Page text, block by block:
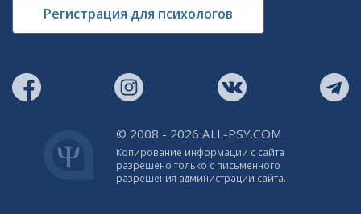
Регистрация для психологов
© 2008 - 2026 ALL-PSY.COM
Копирование информации с сайта
разрешено только с письменного
разрешения администрации сайта.